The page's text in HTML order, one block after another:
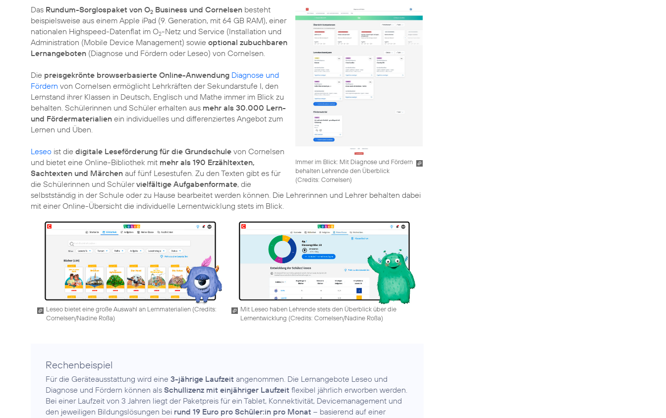
Immer im Blick: Mit Diagnose und Fördern
behalten Lehrende den Überblick
(Credits: Cornelsen)
Das Rundum-Sorglospaket von O2 Business und Cornelsen besteht
beispielsweise aus einem Apple iPad (9. Generation, mit 64 GB RAM), einer
nationalen Highspeed-Datenflat im O2-Netz und Service (Installation und
Administration (Mobile Device Management) sowie optional zubuchbaren
Lernangeboten (Diagnose und Fördern oder Leseo) von Cornelsen.
Die preisgekrönte browserbasierte Online-Anwendung Diagnose und
Fördern von Cornelsen ermöglicht Lehrkräften der Sekundarstufe I, den
Lernstand ihrer Klassen in Deutsch, Englisch und Mathe immer im Blick zu
behalten. Schülerinnen und Schüler erhalten aus mehr als 30.000 Lern-
und Fördermaterialien ein individuelles und differenziertes Angebot zum
Lernen und Üben.
Leseo ist die digitale Leseförderung für die Grundschule von Cornelsen
und bietet eine Online-Bibliothek mit mehr als 190 Erzähltexten,
Sachtexten und Märchen auf fünf Lesestufen. Zu den Texten gibt es für
die Schülerinnen und Schülervielfältige Aufgabenformate, die
selbstständig in der Schule oder zu Hause bearbeitet werden können. Die Lehrerinnen und Lehrer behalten dabei
mit einer Online-Übersicht die individuelle Lernentwicklung stets im Blick.
Leseo bietet eine große Auswahl an Lernmaterialien (Credits:
Cornelsen/Nadine Roßa)
Mit Leseo haben Lehrende stets den Überblick über die
Lernentwicklung (Credits: Cornelsen/Nadine Roßa)
Rechenbeispiel
Für die Geräteausstattung wird eine 3-jährige Laufzeit angenommen. Die Lernangebote Leseo und
Diagnose und Fördern können als Schullizenz mit einjähriger Laufzeit flexibel jährlich erworben werden.
Bei einer Laufzeit von 3 Jahren liegt der Paketpreis für ein Tablet, Konnektivität, Devicemanagement und
den jeweiligen Bildungslösungen bei rund 19 Euro pro Schüler:in pro Monat – basierend auf einer